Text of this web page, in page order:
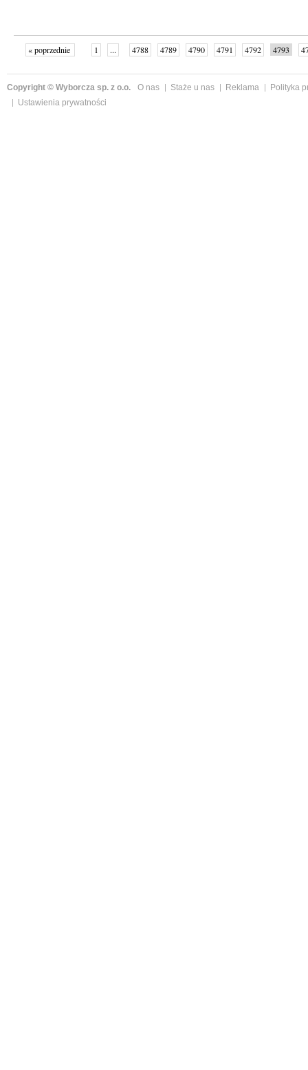
« poprzednie 1 ... 4788 4789 4790 4791 4792 4793
Copyright © Wyborcza sp. z o.o. O nas Staże u nas Reklama
Polityka
Ustawienia prywatności